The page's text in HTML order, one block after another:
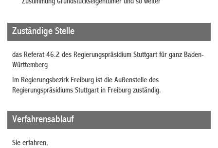
Zustimmung Grundstückseigentümer und so weiter
Zuständige Stelle
das Referat 46.2 des Regierungspräsidium Stuttgart für ganz Baden-
Württemberg
Im Regierungsbezirk Freiburg ist die Außenstelle des
Regierungspräsidiums Stuttgart in Freiburg zuständig.
Verfahrensablauf
Sie erfahren,